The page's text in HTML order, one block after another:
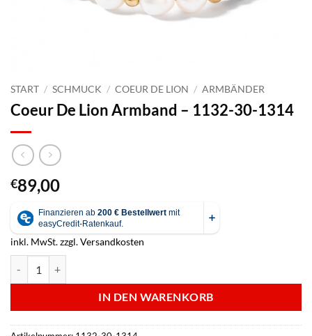
START / SCHMUCK / COEUR DE LION / ARMBÄNDER
Coeur De Lion Armband – 1132-30-1314
€89,00
inkl. MwSt.zzgl.Versandkosten
IN DEN WARENKORB